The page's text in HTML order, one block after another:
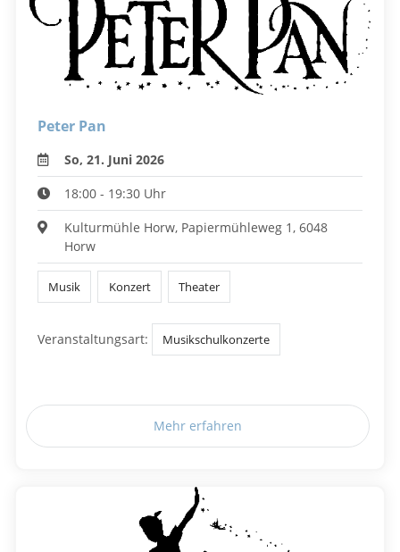
Peter Pan
So, 21. Juni 2026
18:00 - 19:30 Uhr
Kulturmühle Horw, Papiermühleweg 1, 6048
Horw
Musik Konzert Theater
Veranstaltungsart: Musikschulkonzerte
Mehr erfahren